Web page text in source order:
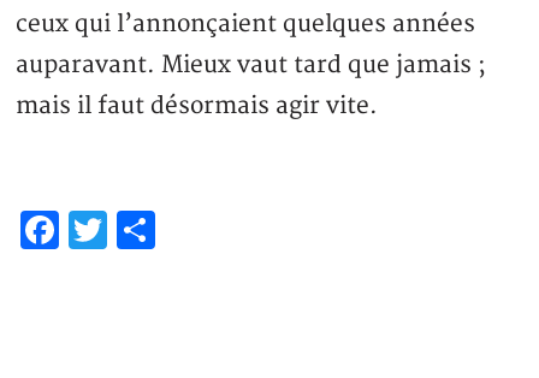
ceux qui l’annonçaient quelques années
auparavant. Mieux vaut tard que jamais ;
mais il faut désormais agir vite.
Facebook
Twitter